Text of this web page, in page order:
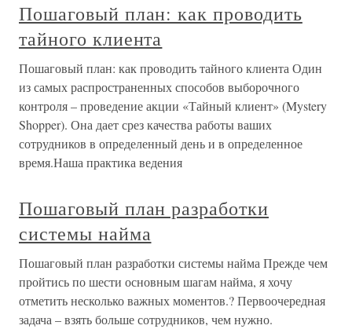
Пошаговый план: как проводить
тайного клиента
Пошаговый план: как проводить тайного клиента Один
из самых распространенных способов выборочного
контроля – проведение акции «Тайный клиент» (Mystery
Shopper). Она дает срез качества работы ваших
сотрудников в определенный день и в определенное
время.Наша практика ведения
Пошаговый план разработки
системы найма
Пошаговый план разработки системы найма Прежде чем
пройтись по шести основным шагам найма, я хочу
отметить несколько важных моментов.? Первоочередная
задача – взять больше сотрудников, чем нужно.